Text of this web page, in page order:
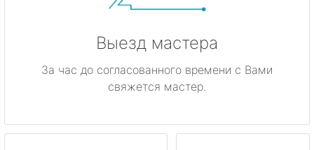
Выезд мастера
За час до согласованного времени с Вами
свяжется мастер.